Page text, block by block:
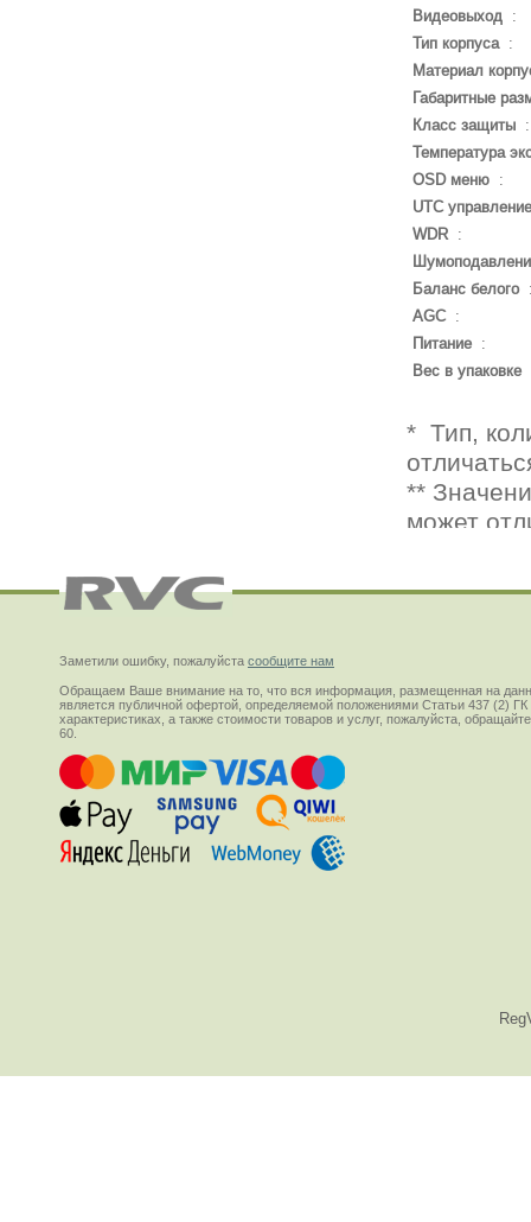
Видеовыход :
Тип корпуса:
Материал
Габаритные
Класс защиты
Температура
OSD меню :
UTC управление
WDR:
Баланс белого
AGC:
Питание :
Вес в упаковке
Заметили ошибку, пожалуйста сообщите нам
Обращаем Ваше внимание на то, что вся информация, размещенная на
является публичной офертой, определяемой положениями Статьи 437 (2)
характеристиках, а также стоимости товаров и услуг, пожалуйста,
60.